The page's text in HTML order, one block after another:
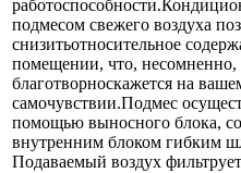
подмесом свежего воздуха
снизитьотносительное
помещении, что, несомненно,
благотворноскажется на
самочувствии.Подмес
помощью выносного блока,
внутренним блоком гибким
Подаваемый воздух